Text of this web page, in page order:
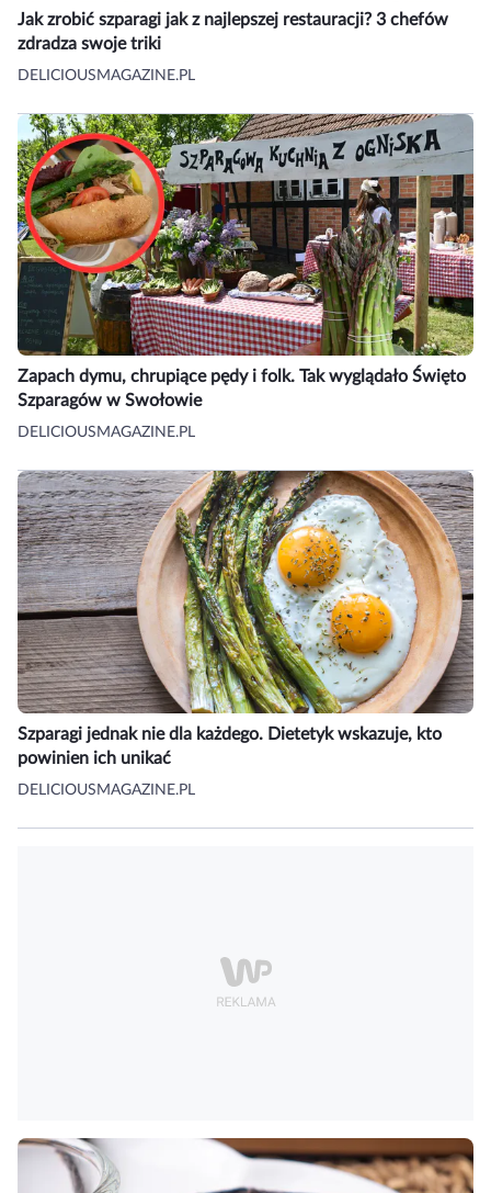
Jak zrobić szparagi jak z najlepszej restauracji? 3 chefów
zdradza swoje triki
DELICIOUSMAGAZINE.PL
Zapach dymu, chrupiące pędy i folk. Tak wyglądało Święto
Szparagów w Swołowie
DELICIOUSMAGAZINE.PL
Szparagi jednak nie dla każdego. Dietetyk wskazuje, kto
powinien ich unikać
DELICIOUSMAGAZINE.PL